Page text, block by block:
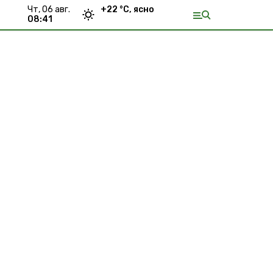
чт, 06 авг.
08:41
+22 °С, ясно